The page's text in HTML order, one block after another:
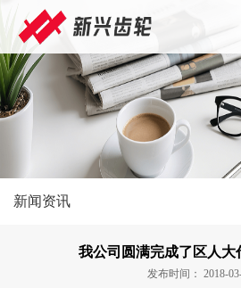
新闻资讯
我公司圆满完成了区人大
发布时间： 2018-